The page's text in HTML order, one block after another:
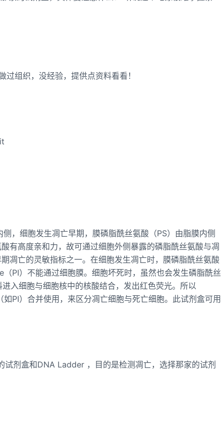
组织，没经验，提供点资料看看！
，细胞发生凋亡早期，膜磷脂酰丝氨酸（PS）由脂膜内侧
有高度亲和力，故可通过细胞外侧暴露的磷脂酰丝氨酸与凋
凋亡的灵敏指标之一。在细胞发生凋亡时，膜磷脂酰丝氨酸
PI）不能通过细胞膜。细胞坏死时，虽然也会发生磷脂酰丝
入细胞与细胞核中的核酸结合，发出红色荧光。所以
PI）合并使用，来区分凋亡细胞与死亡细胞。此试剂盒可用
剂盒和DNA Ladder ，目的是检测凋亡，选择那家的试剂